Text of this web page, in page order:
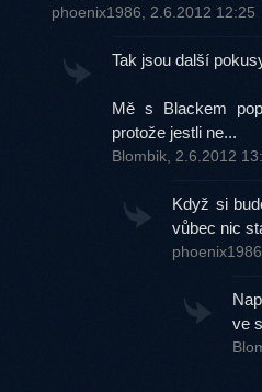
phoenix1986, 2.6.2012 12:25
Tak jsou další
Mě s Blackem
protože jestli ne...
Blombik, 2.6.2012
Když si
vůbec nic
ve